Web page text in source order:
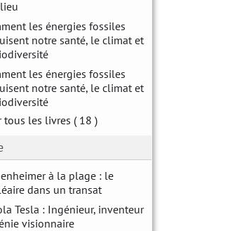
les énergies fossiles
notre santé, le climat et
les énergies fossiles
notre santé, le climat et
tous les livres ( 18 )
à la plage : le
dans un transat
Tesla : Ingénieur, inventeur
visionnaire